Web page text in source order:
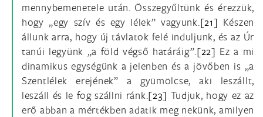
mennybemenetele után. Összegyűltünk és érezzük,
hogy „egy szív és egy lélek” vagyunk.[21] Készen
állunk arra, hogy új távlatok felé induljunk, és az Úr
tanúi legyünk „a föld végső határáig”.[22] Ez a mi
dinamikus egységünk a jelenben és a jövőben is „a
Szentlélek erejének” a gyümölcse, aki leszállt,
leszáll és le fog szállni ránk.[23] Tudjuk, hogy ez az
erő abban a mértékben adatik meg nekünk, amilyen